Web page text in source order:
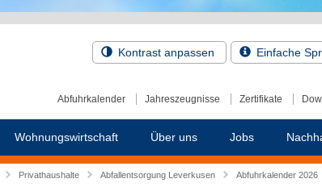
Kontrast anpassen Einfache
Abfuhrkalender Jahreszeugnisse Zertifikate
Wohnungswirtschaft Über uns Jobs
Privathaushalte Abfallentsorgung Leverkusen Abfuhrkalender 2026